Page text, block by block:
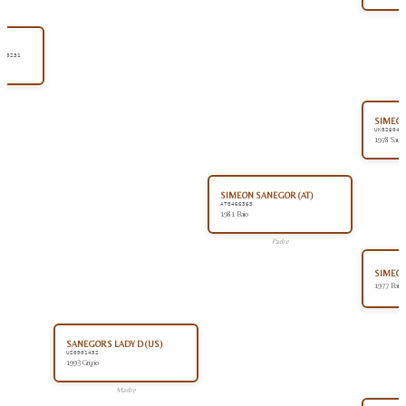
13231
SANEGORS LADY D (US)
US0501452
1993 Grigio
Madre
SIMEON SANEGOR (AT)
AT0466363
1981 Baio
Padre
UK826044
1978 Sauro
1977 Baio